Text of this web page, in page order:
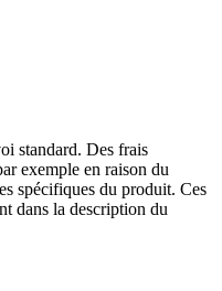
standard. Des frais
exemple en raison du
spécifiques du produit. Ces
dans la description du